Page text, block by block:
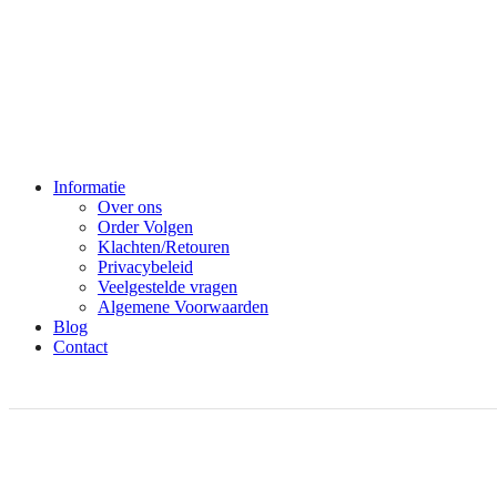
Informatie
Over ons
Order Volgen
Klachten/Retouren
Privacybeleid
Veelgestelde vragen
Algemene Voorwaarden
Blog
Contact